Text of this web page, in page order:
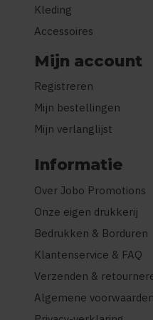
Kleding
Accessoires
Mijn account
Registreren
Mijn bestellingen
Mijn verlanglijst
Informatie
Over Jobo Promotions
Onze eigen drukkerij
Bedrukken & Borduren
Klantenservice & FAQ
Verzenden &
Algemene voorwaarden